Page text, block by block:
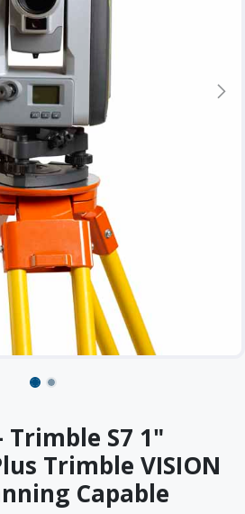
S7 1"
Trimble VISION
Capable